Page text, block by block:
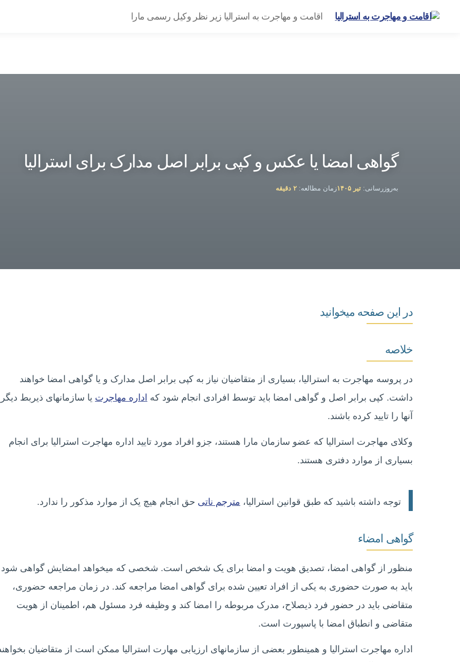
اقامت و مهاجرت به استرالیا زیر نظر وکیل رسمی مارا
گواهی امضا یا عکس و کپی برابر اصل مدارک برای استرالیا
به‌روزرسانی: تیر ۱۴۰۵ زمان مطالعه: ۲ دقیقه
در این صفحه میخوانید
خلاصه
در پروسه مهاجرت به استرالیا، بسیاری از متقاضیان نیاز به کپی برابر اصل مدارک و یا گواهی امضا خواهند
داشت. کپی برابر اصل و گواهی امضا باید توسط افرادی انجام شود که اداره مهاجرت یا سازمانهای ذیربط دیگر
آنها را تایید کرده باشند.
وکلای مهاجرت استرالیا که عضو سازمان مارا هستند، جزو افراد مورد تایید اداره مهاجرت استرالیا برای انجام
بسیاری از موارد دفتری هستند.
توجه داشته باشید که طبق قوانین استرالیا، مترجم ناتی حق انجام هیچ یک از موارد مذکور را ندارد.
گواهی امضاء
منظور از گواهی امضا، تصدیق هویت و امضا برای یک شخص است. شخصی که میخواهد امضایش گواهی شود
باید به صورت حضوری به یکی از افراد تعیین شده برای گواهی امضا مراجعه کند. در زمان مراجعه حضوری،
متقاضی باید در حضور فرد ذیصلاح، مدرک مربوطه را امضا کند و وظیفه فرد مسئول هم، اطمینان از هویت
متقاضی و انطباق امضا با پاسپورت است.
اداره مهاجرت استرالیا و همینطور بعضی از سازمانهای ارزیابی مهارت استرالیا ممکن است از متقاضیان